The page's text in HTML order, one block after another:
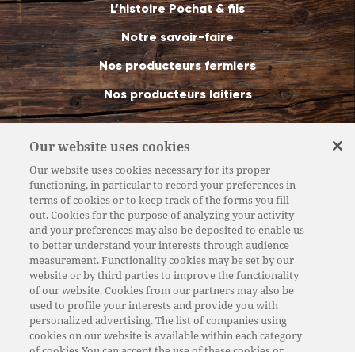
L’histoire Pochat & fils
Notre savoir-faire
Nos producteurs fermiers
Nos producteurs laitiers
Nos fromageries
Nos fromages de Savoie
Nos magasins de vente directe
Nos métiers
Nos recettes
Actualités
Our website uses cookies
Our website uses cookies necessary for its proper
functioning, in particular to record your preferences in
terms of cookies or to keep track of the forms you fill
out. Cookies for the purpose of analyzing your activity
and your preferences may also be deposited to enable us
to better understand your interests through audience
measurement. Functionality cookies may be set by our
website or by third parties to improve the functionality
of our website. Cookies from our partners may also be
used to profile your interests and provide you with
personalized advertising. The list of companies using
cookies on our website is available within each category